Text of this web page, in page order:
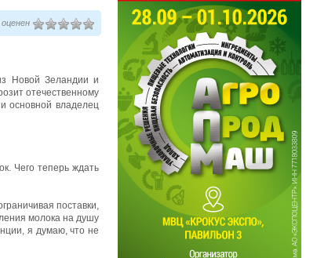
Новой Зеландии и
отечественному
основной владелец
Чего теперь ждать
поставки,
молока на душу
я думаю, что не